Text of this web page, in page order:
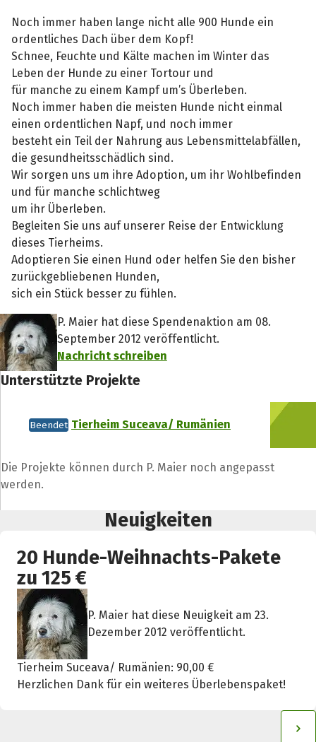
Noch immer haben lange nicht alle 900 Hunde ein
ordentliches Dach über dem Kopf!
Schnee, Feuchte und Kälte machen im Winter das
Leben der Hunde zu einer Tortour und
für manche zu einem Kampf um’s Überleben.
Noch immer haben die meisten Hunde nicht einmal
einen ordentlichen Napf, und noch immer
besteht ein Teil der Nahrung aus Lebensmittelabfällen,
die gesundheitsschädlich sind.
Wir sorgen uns um ihre Adoption, um ihr Wohlbefinden
und für manche schlichtweg
um ihr Überleben.
Begleiten Sie uns auf unserer Reise der Entwicklung
dieses Tierheims.
Adoptieren Sie einen Hund oder helfen Sie den bisher
zurückgebliebenen Hunden,
sich ein Stück besser zu fühlen.
P. Maier hat diese Spendenaktion am 08.
September 2012 veröffentlicht.
Nachricht schreiben
Unterstützte Projekte
Beendet Tierheim Suceava/ Rumänien
Die Projekte können durch P. Maier noch angepasst
werden.
Neuigkeiten
20 Hunde-Weihnachts-Pakete
zu 125 €
P. Maier hat diese Neuigkeit am 23.
Dezember 2012 veröffentlicht.
Tierheim Suceava/ Rumänien: 90,00 €
Herzlichen Dank für ein weiteres Überlebenspaket!